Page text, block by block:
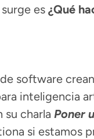
es ¿Qué
software
inteligencia
su charla Poner
si estamos